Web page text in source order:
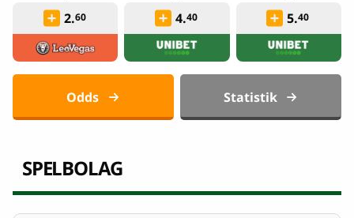
2.60 4.40 5.40
Odds Statistik
SPELBOLAG